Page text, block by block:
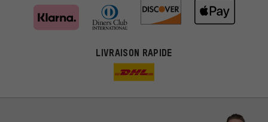
LIVRAISON RAPIDE